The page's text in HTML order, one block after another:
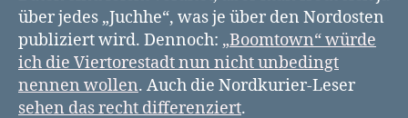
über jedes „Juchhe“, was je über den Nordosten
publiziert wird. Dennoch: „Boomtown“ würde
ich die Viertorestadt nun nicht unbedingt
nennen wollen. Auch die Nordkurier-Leser
sehen das recht differenziert.